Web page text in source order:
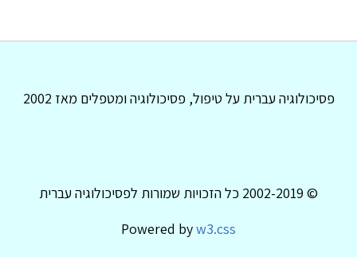
פסיכולוגיה עברית על טיפול, פסיכולוגיה ומטפלים מאז 2002
© 2002-2019 כל הזכויות שמורות לפסיכולוגיה עברית
Powered byw3.css